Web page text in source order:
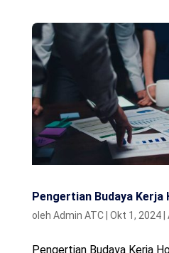
Pengertian Budaya Kerja
oleh Admin ATC| Okt 1, 2024|
Pengertian Budaya Kerja